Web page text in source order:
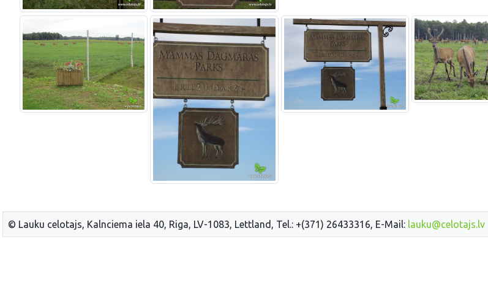
© Lauku celotajs, Kalnciema iela 40, Riga, LV-1083, Lettland, Tel.: +(371) 26433316, E-Mail: lauku@celotajs.lv